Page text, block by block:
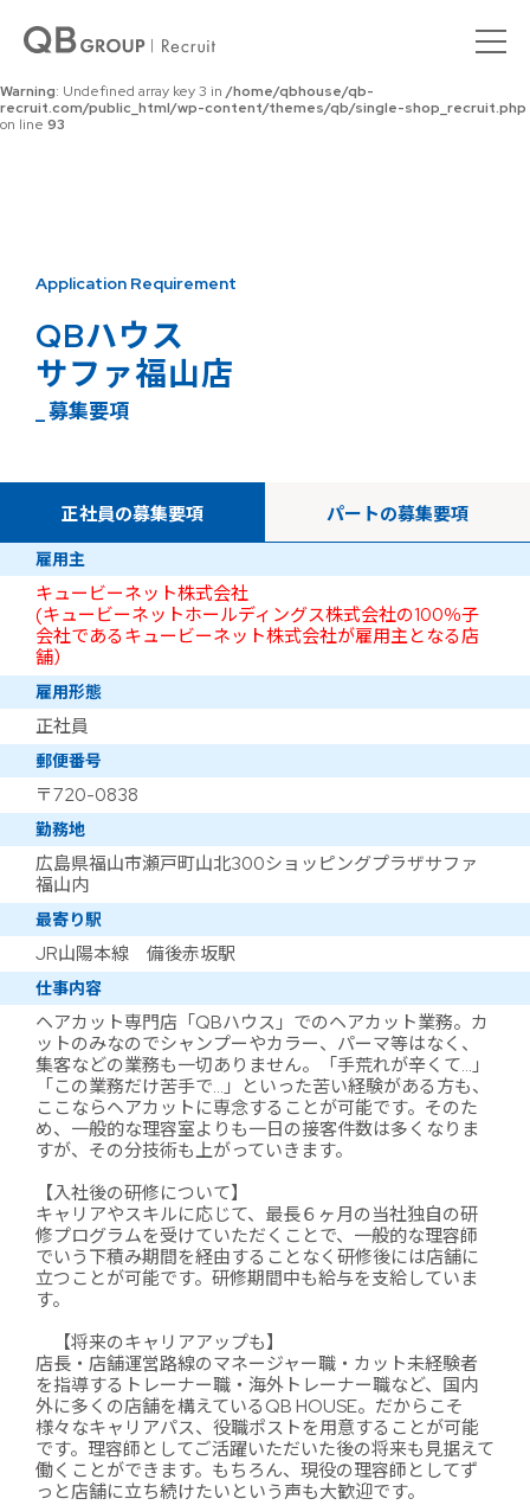
Warning : Undefined array key 0 in
recruit.com/public_html/wp-content/themes/qb/single-shop_recruit.php
on line92
Warning: Undefined array key 3 in /home/qbhouse/qb-
recruit.com/public_html/wp-content/themes/qb/single-shop_recruit.php
on line 93
Application Requirement
QBハウス
サファ福山店
_ 募集要項
正社員の募集要項 パートの募集要項
雇用主
キュービーネット株式会社
(キュービーネットホールディングス株式会社の100％子
会社であるキュービーネット株式会社が雇用主となる店
舗）
雇用形態
正社員
郵便番号
〒720-0838
勤務地
広島県福山市瀬戸町山北300ショッピングプラザサファ
福山内
最寄り駅
JR山陽本線 備後赤坂駅
仕事内容
ヘアカット専門店「QBハウス」でのヘアカット業務。カ
ットのみなのでシャンプーやカラー、パーマ等はなく、
集客などの業務も一切ありません。「手荒れが辛くて…」
「この業務だけ苦手で…」といった苦い経験がある方も、
ここならヘアカットに専念することが可能です。そのた
め、一般的な理容室よりも一日の接客件数は多くなりま
すが、その分技術も上がっていきます。
【入社後の研修について】
キャリアやスキルに応じて、最長６ヶ月の当社独自の研
修プログラムを受けていただくことで、一般的な理容師
でいう下積み期間を経由することなく研修後には店舗に
立つことが可能です。研修期間中も給与を支給していま
す。
【将来のキャリアアップも】
店長・店舗運営路線のマネージャー職・カット未経験者
を指導するトレーナー職・海外トレーナー職など、国内
外に多くの店舗を構えているQB HOUSE。だからこそ
様々なキャリアパス、役職ポストを用意することが可能
です。理容師としてご活躍いただいた後の将来も見据えて
働くことができます。もちろん、現役の理容師としてず
っと店舗に立ち続けたいという声も大歓迎です。